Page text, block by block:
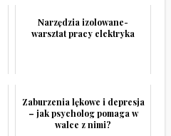
Narzędzia izolowane-
warsztat pracy elektryka
Zaburzenia lękowe i depresja
– jak psycholog pomaga w
walce z nimi?